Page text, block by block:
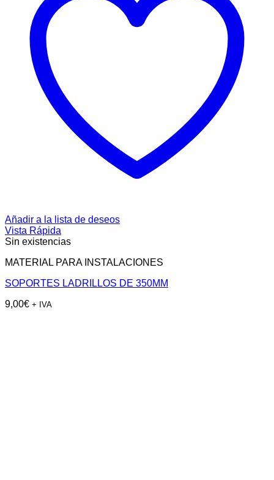
Añadir a la lista de deseos
Vista Rápida
Sin existencias
MATERIAL PARA INSTALACIONES
SOPORTES LADRILLOS DE 350MM
9,00€ + IVA